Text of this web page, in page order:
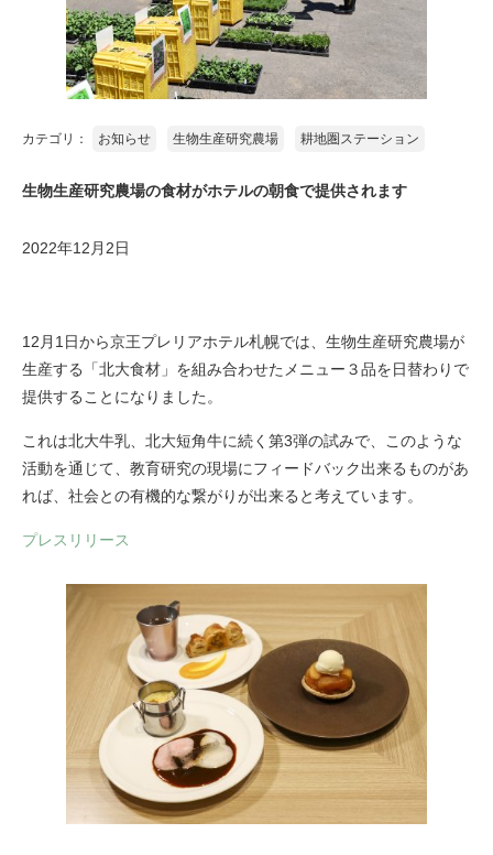
カテゴリ： お知らせ 生物生産研究農場 耕地圏ステーション
生物生産研究農場の食材がホテルの朝食で提供されます
2022年12月2日
12月1日から京王プレリアホテル札幌では、生物生産研究農場が
生産する「北大食材」を組み合わせたメニュー３品を日替わりで
提供することになりました。
これは北大牛乳、北大短角牛に続く第3弾の試みで、このような
活動を通じて、教育研究の現場にフィードバック出来るものがあ
れば、社会との有機的な繋がりが出来ると考えています。
プレスリリース